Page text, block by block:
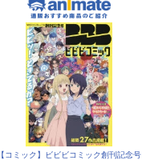
【コミック】ビビビコミック創刊記念号